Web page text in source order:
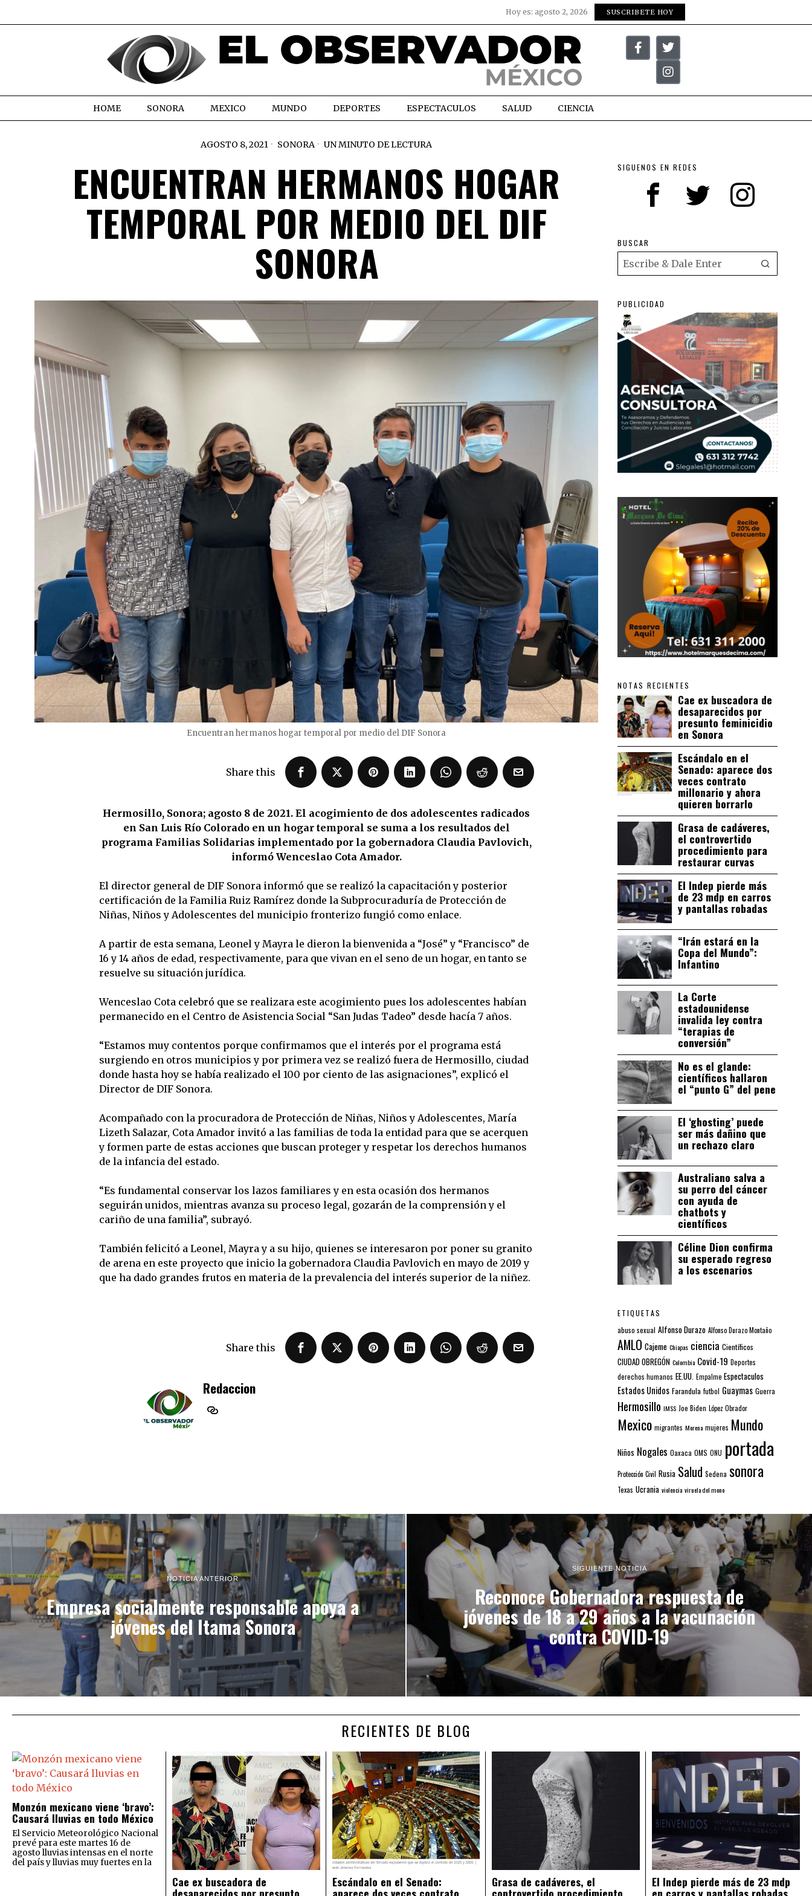
Hoy es: agosto 2, 2026 SUSCRIBETE HOY
HOME SONORA MEXICO MUNDO DEPORTES ESPECTACULOS SALUD CIENCIA
AGOSTO 8, 2021 SONORA UN MINUTO DE LECTURA
ENCUENTRAN HERMANOS HOGAR
TEMPORAL POR MEDIO DEL DIF
SONORA
Encuentran hermanos hogar temporal por medio del DIF Sonora
Share this
Hermosillo, Sonora; agosto 8 de 2021. El acogimiento de dos adolescentes radicados
en San Luis Río Colorado en un hogar temporal se suma a los resultados del
programa Familias Solidarias implementado por la gobernadora Claudia Pavlovich,
informó Wenceslao Cota Amador.
El director general de DIF Sonora informó que se realizó la capacitación y posterior
certificación de la Familia Ruiz Ramírez donde la Subprocuraduría de Protección de
Niñas, Niños y Adolescentes del municipio fronterizo fungió como enlace.
A partir de esta semana, Leonel y Mayra le dieron la bienvenida a “José” y “Francisco” de
16 y 14 años de edad, respectivamente, para que vivan en el seno de un hogar, en tanto se
resuelve su situación jurídica.
Wenceslao Cota celebró que se realizara este acogimiento pues los adolescentes habían
permanecido en el Centro de Asistencia Social “San Judas Tadeo” desde hacía 7 años.
“Estamos muy contentos porque confirmamos que el interés por el programa está
surgiendo en otros municipios y por primera vez se realizó fuera de Hermosillo, ciudad
donde hasta hoy se había realizado el 100 por ciento de las asignaciones”, explicó el
Director de DIF Sonora.
Acompañado con la procuradora de Protección de Niñas, Niños y Adolescentes, María
Lizeth Salazar, Cota Amador invitó a las familias de toda la entidad para que se acerquen
y formen parte de estas acciones que buscan proteger y respetar los derechos humanos
de la infancia del estado.
“Es fundamental conservar los lazos familiares y en esta ocasión dos hermanos
seguirán unidos, mientras avanza su proceso legal, gozarán de la comprensión y el
cariño de una familia”, subrayó.
También felicitó a Leonel, Mayra y a su hijo, quienes se interesaron por poner su granito
de arena en este proyecto que inicio la gobernadora Claudia Pavlovich en mayo de 2019 y
que ha dado grandes frutos en materia de la prevalencia del interés superior de la niñez.
Share this
Redaccion
SIGUENOS EN REDES
BUSCAR
PUBLICIDAD
NOTAS RECIENTES
Cae ex buscadora de
desaparecidos por
presunto feminicidio
en Sonora
Escándalo en el
Senado: aparece dos
veces contrato
millonario y ahora
quieren borrarlo
Grasa de cadáveres,
el controvertido
procedimiento para
restaurar curvas
El Indep pierde más
de 23 mdp en carros
y pantallas robadas
“Irán estará en la
Copa del Mundo”:
Infantino
La Corte
estadounidense
invalida ley contra
“terapias de
conversión”
No es el glande:
científicos hallaron
el “punto G” del pene
El ‘ghosting’ puede
ser más dañino que
un rechazo claro
Australiano salva a
su perro del cáncer
con ayuda de
chatbots y
científicos
Céline Dion confirma
su esperado regreso
a los escenarios
ETIQUETAS
abuso sexual Alfonso Durazo Alfonso Durazo Montaño
AMLO Cajeme Chiapas ciencia Científicos
CIUDAD OBREGÓN Colombia Covid-19 Deportes
derechos humanos EE.UU. Empalme Espectaculos
Estados Unidos Farandula futbol Guaymas Guerra
Hermosillo IMSS Joe Biden López Obrador
Mexico migrantes Morena mujeres Mundo
Niños Nogales Oaxaca OMS ONU portada
Protección Civil Rusia Salud Sedena sonora
Texas Ucrania violencia viruela del mono
NOTICIA ANTERIOR
Empresa socialmente responsable apoya a
jóvenes del Itama Sonora
SIGUIENTE NOTICIA
Reconoce Gobernadora respuesta de
jóvenes de 18 a 29 años a la vacunación
contra COVID-19
RECIENTES DE BLOG
Monzón mexicano viene ‘bravo’:
Causará lluvias en todo México
El Servicio Meteorológico Nacional
prevé para este martes 16 de
agosto lluvias intensas en el norte
del país y lluvias muy fuertes en la
Cae ex buscadora de
desaparecidos por presunto
Escándalo en el Senado:
aparece dos veces contrato
Grasa de cadáveres, el
controvertido procedimiento
El Indep pierde más de 23 mdp
en carros y pantallas robadas